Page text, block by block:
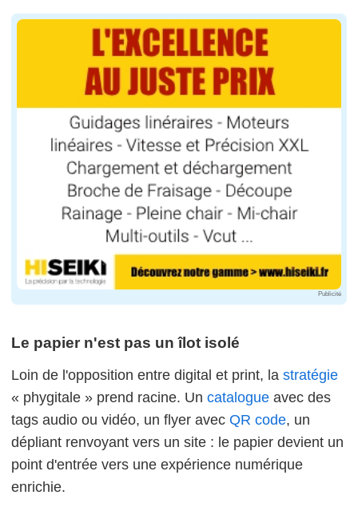
Publicité
Le papier n'est pas un îlot isolé
Loin de l'opposition entre digital et print, la stratégie
« phygitale » prend racine. Un catalogue avec des
tags audio ou vidéo, un flyer avec QR code, un
dépliant renvoyant vers un site : le papier devient un
point d'entrée vers une expérience numérique
enrichie.